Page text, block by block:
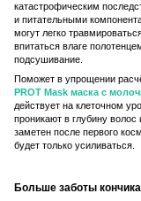
катастрофическим
и питательными
могут легко
впитаться влаге
подсушивание.
Поможет в упрощении
PROT Mask маска с
действует на клеточном
проникают в глубину
заметен после первого
будет только усиливаться.
Больше заботы